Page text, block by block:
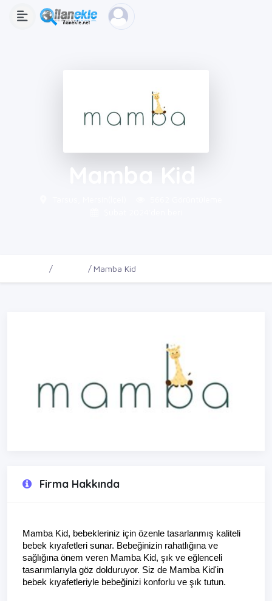
Mamba Kid
Mamba Kid
Firma Hakkında
Mamba Kid, bebekleriniz için özenle tasarlanmış kaliteli
bebek kıyafetleri sunar. Bebeğinizin rahatlığına ve
sağlığına önem veren Mamba Kid, şık ve eğlenceli
tasarımlarıyla göz dolduruyor. Siz de Mamba Kid'in
bebek kıyafetleriyle bebeğinizi konforlu ve şık tutun.